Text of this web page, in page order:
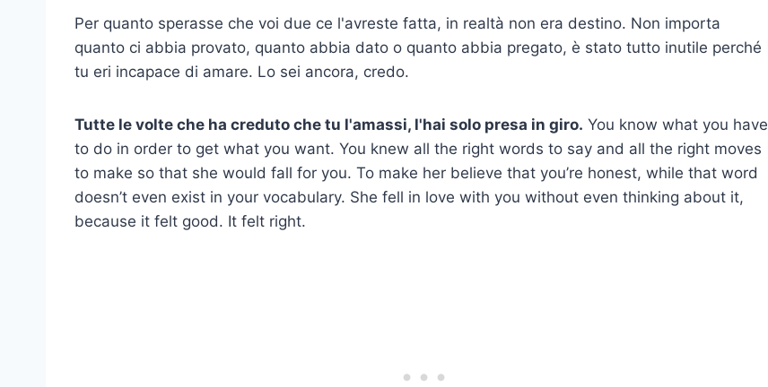
Per quanto sperasse che voi due ce l'avreste fatta, in realtà non era destino. Non importa
quanto ci abbia provato, quanto abbia dato o quanto abbia pregato, è stato tutto inutile perché
tu eri incapace di amare. Lo sei ancora, credo.
Tutte le volte che ha creduto che tu l'amassi, l'hai solo presa in giro. You know what you have
to do in order to get what you want. You knew all the right words to say and all the right moves
to make so that she would fall for you. To make her believe that you’re honest, while that word
doesn’t even exist in your vocabulary. She fell in love with you without even thinking about it,
because it felt good. It felt right.